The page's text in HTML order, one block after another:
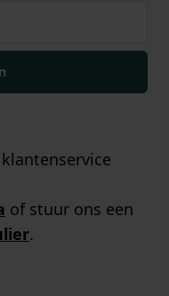
of stuur ons een
.